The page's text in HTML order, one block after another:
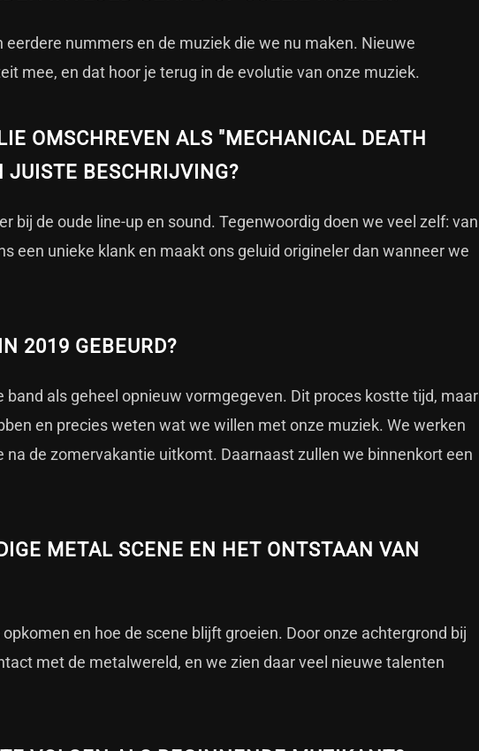
nummers en de muziek die we nu maken. Nieuwe
mee, en dat hoor je terug in de evolutie van onze muziek.
OMSCHREVEN ALS "MECHANICAL DEATH
JUISTE BESCHRIJVING?
bij de oude line-up en sound. Tegenwoordig doen we veel zelf: van
een unieke klank en maakt ons geluid origineler dan wanneer we
2019 GEBEURD?
als geheel opnieuw vormgegeven. Dit proces kostte tijd, maar
en precies weten wat we willen met onze muziek. We werken
na de zomervakantie uitkomt. Daarnaast zullen we binnenkort een
METAL SCENE EN HET ONTSTAAN VAN
en hoe de scene blijft groeien. Door onze achtergrond bij
met de metalwereld, en we zien daar veel nieuwe talenten